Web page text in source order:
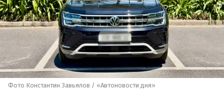
Фото Константин Завьялов / «Автоновости дня»